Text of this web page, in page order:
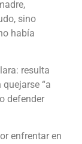
sino
había
resulta
“a
defender
enfrentar en